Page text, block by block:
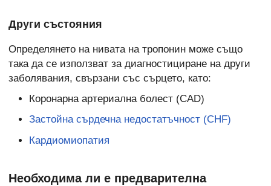
Други състояния
Определянето на нивата на тропонин може също
така да се използват за диагностициране на други
заболявания, свързани със сърцето, като:
Коронарна артериална болест (CAD)
Застойна сърдечна недостатъчност (CHF)
Кардиомиопатия
Необходима ли е предварителна